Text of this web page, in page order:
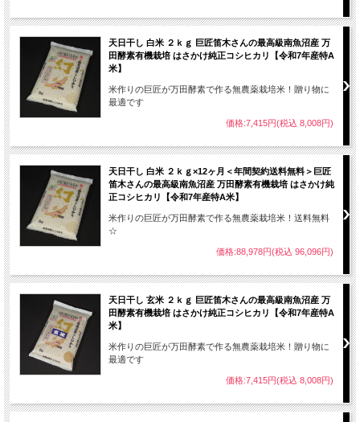
新潟県魚沼産コシヒカリは高い山々から流れ出
す雪解け水と著しい昼夜の寒暖差、実入り時期の
霧発生といった魚沼地域でしかあり得ないお米作
りにとって最適の条件によって育まれたまさに 宝
石のようなお米
称ですが、中でも一番美味しいお米が作られるの
は魚沼産コシヒカリ誕生の地である南魚沼の塩沢
地区といわれています。
天日干し 白米 ２ｋｇ 巨匠笛木さんの最高級南魚沼産 万
田酵素有機栽培 はさかけ純正コシヒカリ【令和7年産特A
米】
米作りの巨匠が万田酵素で作る無農薬栽培米！贈り物に
最適です
価格:7,415円(税込 8,008円)
天日干し 白米 ２ｋｇ×12ヶ月＜年間契約送料無料＞巨匠
笛木さんの最高級南魚沼産 万田酵素有機栽培 はさかけ純
正コシヒカリ【令和7年産特A米】
米作りの巨匠が万田酵素で作る無農薬栽培米！送料無料
☆
価格:88,978円(税込 96,096円)
天日干し 玄米 ２ｋｇ 巨匠笛木さんの最高級南魚沼産 万
田酵素有機栽培 はさかけ純正コシヒカリ【令和7年産特A
米】
米作りの巨匠が万田酵素で作る無農薬栽培米！贈り物に
最適です
価格:7,415円(税込 8,008円)